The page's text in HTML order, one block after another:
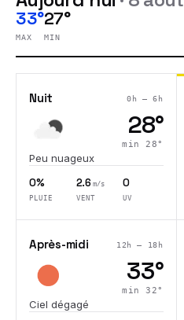
33°
MAX
27°
MIN
Nuit 0h – 6h
28°
min28°
Peu nuageux
0%
PLUIE
2.6 m/s
VENT
0
UV
Après-midi 12h – 18h
33°
min32°
Ciel dégagé